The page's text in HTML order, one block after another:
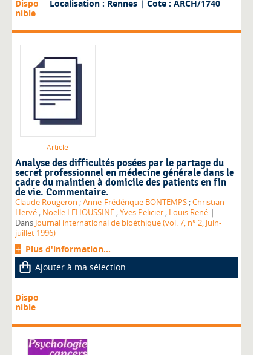
Dispo
nible
Localisation : Rennes | Cote : ARCH/1740
Article
Analyse des difficultés posées par le partage du
secret professionnel en médecine générale dans le
cadre du maintien à domicile des patients en fin
de vie. Commentaire.
Claude Rougeron ;Anne-Frédérique BONTEMPS ;Christian
Hervé ; Noëlle LEHOUSSINE ;Yves Pelicier ; Louis René |
Dans Journal international de bioéthique (vol. 7, n° 2, Juin-
juillet 1996)
Plus d'information...
Ajouter à ma sélection
Dispo
nible